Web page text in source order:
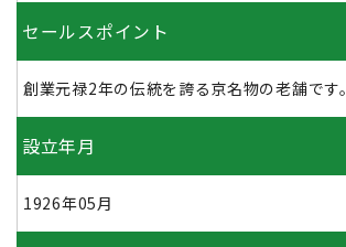
セールスポイント
創業元禄2年の伝統を誇る京名物の老舗です。
設立年月
1926年05月